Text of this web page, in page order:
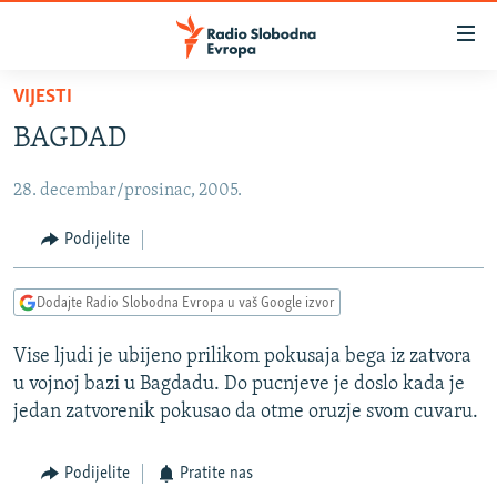
Pređite
glavni
Pređite
Pređite
pretragu
SRBIJA
KOSOVO
VIZUELNO
VIDEO
FOTOGALERIJE
PODCASTI
RAT U UKRAJINI
RSE PRIČE IZ SVIJETA
VIJESTI
BAGDAD
28. decembar/prosinac, 2005.
Podijelite
Dodajte Radio Slobodna Evropa u vaš Google izvor
Vise ljudi je ubijeno prilikom pokusaja bega iz zatvora
u vojnoj bazi u Bagdadu. Do pucnjeve je doslo kada je
jedan zatvorenik pokusao da otme oruzje svom cuvaru.
Podijelite Pratite nas